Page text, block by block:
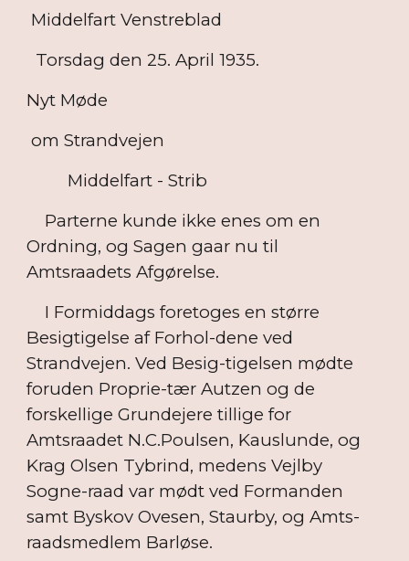
Middelfart Venstreblad
Torsdag den 25. April 1935.
Nyt Møde
om Strandvejen
Middelfart - Strib
Parterne kunde ikke enes om en
Ordning, og Sagen gaar nu til
Amtsraadets Afgørelse.
I Formiddags foretoges en større
Besigtigelse af Forhol-dene ved
Strandvejen. Ved Besig-tigelsen mødte
foruden Proprie-tær Autzen og de
forskellige Grundejere tillige for
Amtsraadet N.C.Poulsen, Kauslunde, og
Krag Olsen Tybrind, medens Vejlby
Sogne-raad var mødt ved Formanden
samt Byskov Ovesen, Staurby, og Amts-
raadsmedlem Barløse.